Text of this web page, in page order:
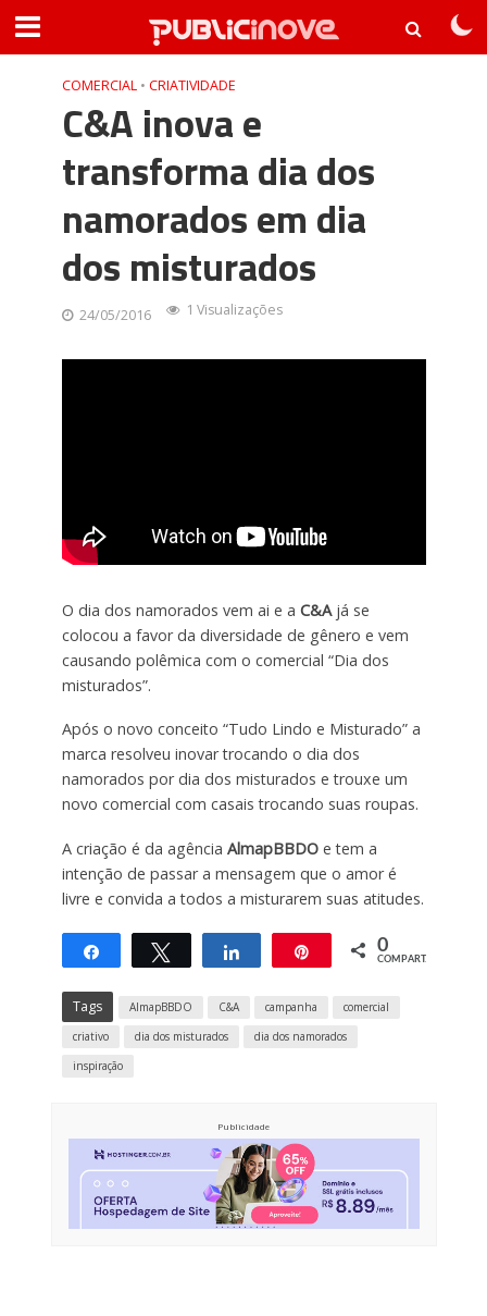
COMERCIAL • CRIATIVIDADE
C&A inova e
transforma dia dos
namorados em dia
dos misturados
24/05/2016 1 Visualizações
O dia dos namorados vem ai e a C&Ajá se
colocou a favor da diversidade de gênero e vem
causando polêmica com o comercial “Dia dos
misturados”.
Após o novo conceito “Tudo Lindo e Misturado” a
marca resolveu inovar trocando o dia dos
namorados por dia dos misturados e trouxe um
novo comercial com casais trocando suas roupas.
A criação é da agência AlmapBBDOe tem a
intenção de passar a mensagem que o amor é
livre e convida a todos a misturarem suas atitudes.
CompartilharTwittar Compartilhar 0
COMPART.
Tags AlmapBBDO C&A campanha
comercial
criativo
dia dos misturados
dia dos namorados
inspiração
Publicidade